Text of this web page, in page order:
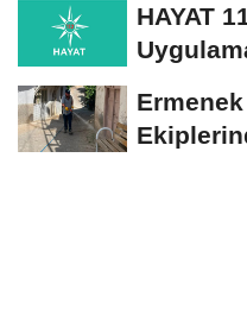
HAYAT